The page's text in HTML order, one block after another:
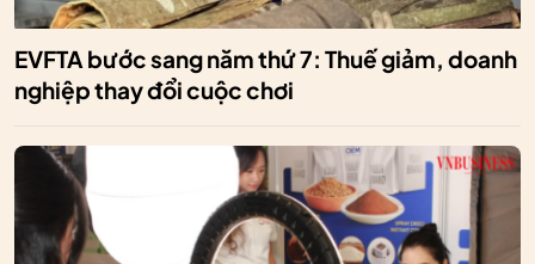
EVFTA bước sang năm thứ 7: Thuế giảm, doanh
nghiệp thay đổi cuộc chơi